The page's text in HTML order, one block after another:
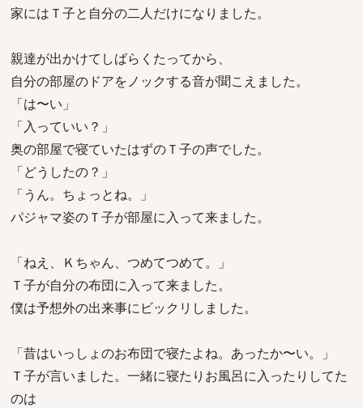
家にはＴ子と自分の二人だけになりました。
親達が出かけてしばらくたってから、
自分の部屋のドアをノックする音が聞こえました。
「は〜い」
「入っていい？」
奥の部屋で寝ていたはずのＴ子の声でした。
「どうしたの？」
「うん。ちょっとね。」
パジャマ姿のＴ子が部屋に入って来ました。
「ねえ、Ｋちゃん、つめてつめて。」
Ｔ子が自分の布団に入って来ました。
僕は予想外の出来事にビックリしました。
「昔はいっしょのお布団で寝たよね。あったか〜い。」
Ｔ子が言いました。一緒に寝たりお風呂に入ったりしてた
のは